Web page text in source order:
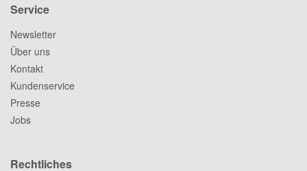
Service
Newsletter
Über uns
Kontakt
Kundenservice
Presse
Jobs
Rechtliches